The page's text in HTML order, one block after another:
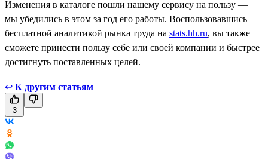
Изменения в каталоге пошли нашему сервису на пользу —
мы убедились в этом за год его работы. Воспользовавшись
бесплатной аналитикой рынка труда на stats.hh.ru, вы также
сможете принести пользу себе или своей компании и быстрее
достигнуть поставленных целей.
↩ К другим статьям
3